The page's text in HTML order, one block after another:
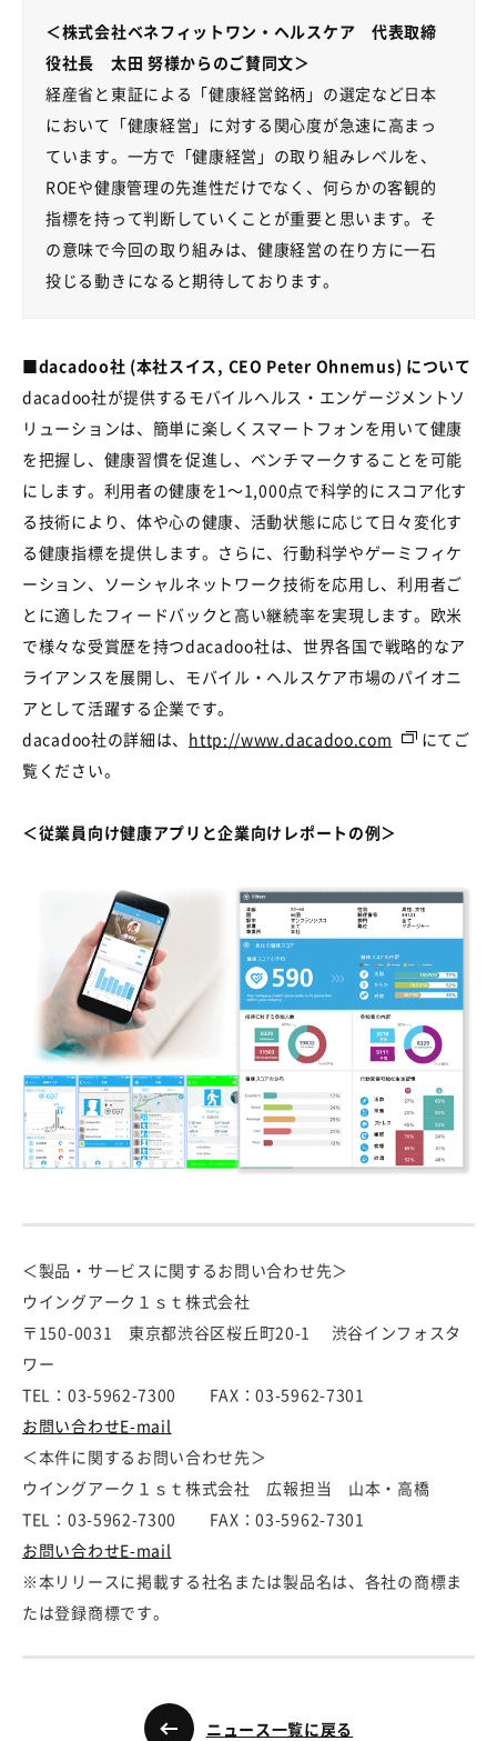
＜株式会社ベネフィットワン・ヘルスケア 代表取締
役社長 太田 努様からのご賛同文＞
経産省と東証による「健康経営銘柄」の選定など日本
において「健康経営」に対する関心度が急速に高まっ
ています。一方で「健康経営」の取り組みレベルを、
ROEや健康管理の先進性だけでなく、何らかの客観的
指標を持って判断していくことが重要と思います。そ
の意味で今回の取り組みは、健康経営の在り方に一石
投じる動きになると期待しております。
■dacadoo社 (本社スイス, CEO Peter Ohnemus) について
dacadoo社が提供するモバイルヘルス・エンゲージメントソ
リューションは、簡単に楽しくスマートフォンを用いて健康
を把握し、健康習慣を促進し、ベンチマークすることを可能
にします。利用者の健康を1～1,000点で科学的にスコア化す
る技術により、体や心の健康、活動状態に応じて日々変化す
る健康指標を提供します。さらに、行動科学やゲーミフィケ
ーション、ソーシャルネットワーク技術を応用し、利用者ご
とに適したフィードバックと高い継続率を実現します。欧米
で様々な受賞歴を持つdacadoo社は、世界各国で戦略的なア
ライアンスを展開し、モバイル・ヘルスケア市場のパイオニ
アとして活躍する企業です。
dacadoo社の詳細は、 http://www.dacadoo.com
にてご
覧ください。
＜従業員向け健康アプリと企業向けレポートの例＞
＜製品・サービスに関するお問い合わせ先＞
ウイングアーク１ｓｔ株式会社
〒150-0031 東京都渋谷区桜丘町20-1 渋谷インフォスタ
ワー
TEL：03-5962-7300 FAX：03-5962-7301
お問い合わせE-mail
＜本件に関するお問い合わせ先＞
ウイングアーク１ｓｔ株式会社 広報担当 山本・高橋
TEL：03-5962-7300 FAX：03-5962-7301
お問い合わせE-mail
※本リリースに掲載する社名または製品名は、各社の商標ま
たは登録商標です。
ニュース一覧に戻る